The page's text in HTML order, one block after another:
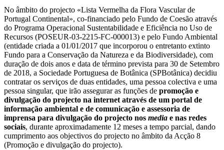
No âmbito do projecto «Lista Vermelha da Flora Vascular de
Portugal Continental», co-financiado pelo Fundo de Coesão através
do Programa Operacional Sustentabilidade e Eficiência no Uso de
Recursos (POSEUR-03-2215-FC-000013) e pelo Fundo Ambiental
(entidade criada a 01/01/2017 que incorporou o entretanto extinto
Fundo para a Conservação da Natureza e da Biodiversidade), com
duração de dois anos e data de término prevista para 30 de Setembro
de 2018, a Sociedade Portuguesa de Botânica (SPBotânica) decidiu
contratar os serviços de duas entidades, uma pessoa colectiva e uma
pessoa singular, que irão assegurar as funções de promoção e
divulgação do projecto na internet através de um portal de
informação ambiental e de comunicação e assessoria de
imprensa para divulgação do projecto nos media e nas redes
sociais, durante aproximadamente 12 meses a tempo parcial, dando
cumprimento aos objectivos do projecto no âmbito da Acção 8
(Promoção e divulgação do projecto).